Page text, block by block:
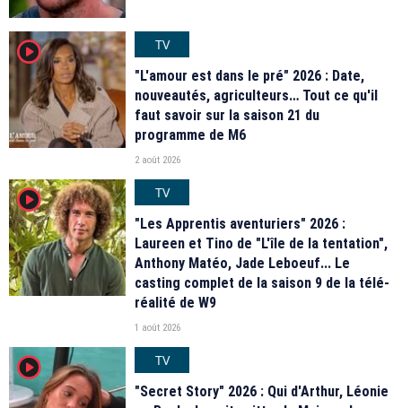
player2
TV
"L'amour est dans le pré" 2026 : Date,
nouveautés, agriculteurs… Tout ce qu'il
faut savoir sur la saison 21 du
programme de M6
2 août 2026
player2
TV
"Les Apprentis aventuriers" 2026 :
Laureen et Tino de "L'île de la tentation",
Anthony Matéo, Jade Leboeuf... Le
casting complet de la saison 9 de la télé-
réalité de W9
1 août 2026
player2
TV
"Secret Story" 2026 : Qui d'Arthur, Léonie